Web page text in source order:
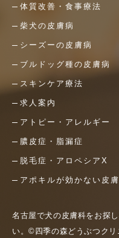
体質改善・食事療法
柴犬の皮膚病
シーズーの皮膚病
ブルドッグ種の皮膚病
スキンケア療法
求人案内
アトピー・アレルギー
膿皮症・脂漏症
脱毛症・アロペシアX
アポキルが効かない皮
名古屋で犬の皮膚科をお探
い。©四季の森どうぶつクリ